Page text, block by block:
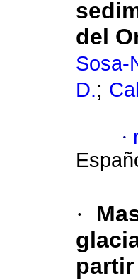
del
Sosa-
D.;
·
·